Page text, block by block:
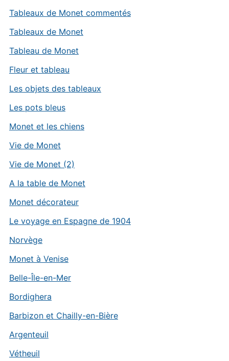
Tableaux de Monet commentés
Tableaux de Monet
Tableau de Monet
Fleur et tableau
Les objets des tableaux
Les pots bleus
Monet et les chiens
Vie de Monet
Vie de Monet (2)
A la table de Monet
Monet décorateur
Le voyage en Espagne de 1904
Norvège
Monet à Venise
Belle-Île-en-Mer
Bordighera
Barbizon et Chailly-en-Bière
Argenteuil
Vétheuil